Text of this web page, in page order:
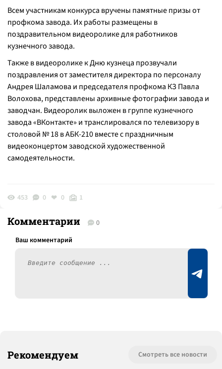
Всем участникам конкурса вручены памятные призы от
профкома завода. Их работы размещены в
поздравительном видеоролике для работников
кузнечного завода.
Также в видеоролике к Дню кузнеца прозвучали
поздравления от заместителя директора по персоналу
Андрея Шаламова и председателя профкома КЗ Павла
Волохова, представлены архивные фотографии завода и
заводчан. Видеоролик выложен в группе кузнечного
завода «ВКонтакте» и транслировался по телевизору в
столовой № 18 в АБК-210 вместе с праздничным
видеоконцертом заводской художественной
самодеятельности.
453 0 0 1
Комментарии 0
Рекомендуем Смотреть все новости